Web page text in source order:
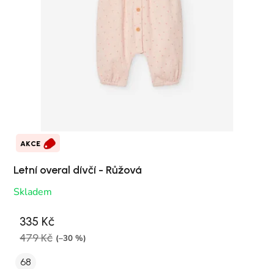
AKCE
Letní overal dívčí - Růžová
Skladem
335 Kč
479 Kč (–30 %)
68